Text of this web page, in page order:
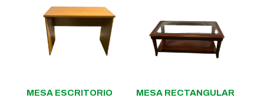
MESA ESCRITORIO
MESA RECTANGULAR